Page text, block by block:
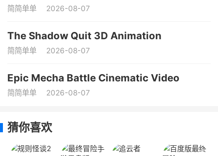
简简单单 2026-08-07
The Shadow Quit 3D Animation
简简单单 2026-08-07
Epic Mecha Battle Cinematic Video
简简单单 2026-08-07
猜你喜欢